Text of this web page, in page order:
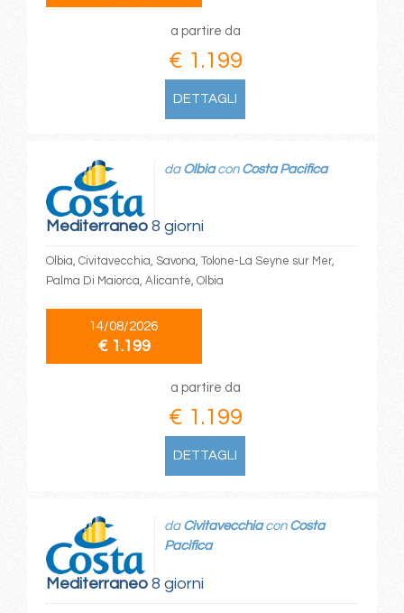
a partire da
€ 1.199
DETTAGLI
Mediterraneo8 giorni
da Olbiacon Costa Pacifica
Olbia, Civitavecchia, Savona, Tolone-La Seyne sur Mer,
Palma Di Maiorca, Alicante, Olbia
14/08/2026
€ 1.199
a partire da
€ 1.199
DETTAGLI
Mediterraneo8 giorni
da Civitavecchiacon Costa
Pacifica